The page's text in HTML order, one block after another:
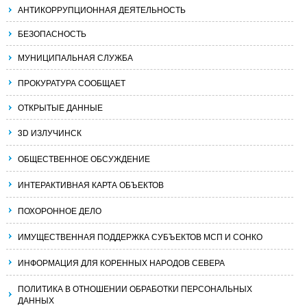
АНТИКОРРУПЦИОННАЯ ДЕЯТЕЛЬНОСТЬ
БЕЗОПАСНОСТЬ
МУНИЦИПАЛЬНАЯ СЛУЖБА
ПРОКУРАТУРА СООБЩАЕТ
ОТКРЫТЫЕ ДАННЫЕ
3D ИЗЛУЧИНСК
ОБЩЕСТВЕННОЕ ОБСУЖДЕНИЕ
ИНТЕРАКТИВНАЯ КАРТА ОБЪЕКТОВ
ПОХОРОННОЕ ДЕЛО
ИМУЩЕСТВЕННАЯ ПОДДЕРЖКА СУБЪЕКТОВ МСП И СОНКО
ИНФОРМАЦИЯ ДЛЯ КОРЕННЫХ НАРОДОВ СЕВЕРА
ПОЛИТИКА В ОТНОШЕНИИ ОБРАБОТКИ ПЕРСОНАЛЬНЫХ
ДАННЫХ